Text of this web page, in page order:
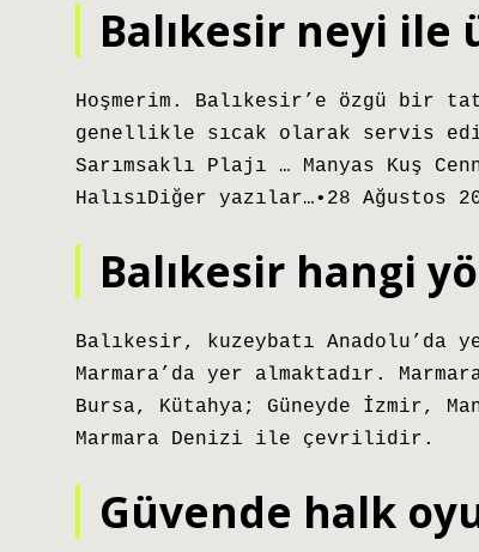
Balıkesir neyi ile
Hoşmerim. Balıkesir’e özgü bir
genellikle sıcak olarak servis
Sarımsaklı Plajı … Manyas Kuş
HalısıDiğer yazılar…•28 Ağustos
Balıkesir hangi
Balıkesir, kuzeybatı Anadolu’da
Marmara’da yer almaktadır.
Bursa, Kütahya; Güneyde İzmir,
Marmara Denizi ile çevrilidir.
Güvende halk